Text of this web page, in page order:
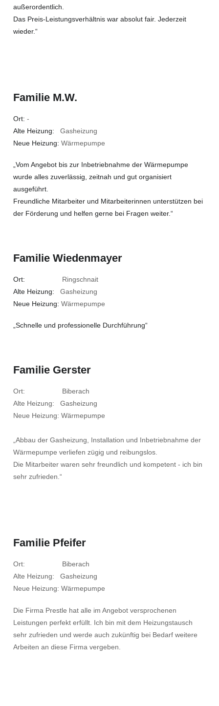
außerordentlich.
Das Preis-Leistungsverhältnis war absolut fair. Jederzeit
wieder.“
Familie M.W.
Ort: -
Alte Heizung: Gasheizung
Neue Heizung: Wärmepumpe
„Vom Angebot bis zur Inbetriebnahme der Wärmepumpe
wurde alles zuverlässig, zeitnah und gut organisiert
ausgeführt.
Freundliche Mitarbeiter und Mitarbeiterinnen unterstützen bei
der Förderung und helfen gerne bei Fragen weiter.“
Familie Wiedenmayer
Ort: Ringschnait
Alte Heizung: Gasheizung
Neue Heizung: Wärmepumpe
„Schnelle und professionelle Durchführung“
Familie Gerster
Ort: Biberach
Alte Heizung: Gasheizung
Neue Heizung: Wärmepumpe
„Abbau der Gasheizung, Installation und Inbetriebnahme der
Wärmepumpe verliefen zügig und reibungslos.
Die Mitarbeiter waren sehr freundlich und kompetent - ich bin
sehr zufrieden.“
Familie Pfeifer
Ort: Biberach
Alte Heizung: Gasheizung
Neue Heizung: Wärmepumpe
Die Firma Prestle hat alle im Angebot versprochenen
Leistungen perfekt erfüllt. Ich bin mit dem Heizungstausch
sehr zufrieden und werde auch zukünftig bei Bedarf weitere
Arbeiten an diese Firma vergeben.